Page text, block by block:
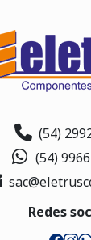
(54)
(54)
Redes